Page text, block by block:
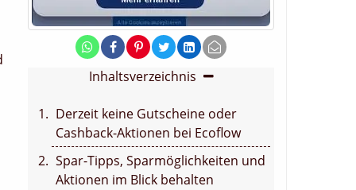
Inhaltsverzeichnis
Derzeit keine Gutscheine oder
Cashback-Aktionen bei Ecoflow
Spar-Tipps, Sparmöglichkeiten und
Aktionen im Blick behalten